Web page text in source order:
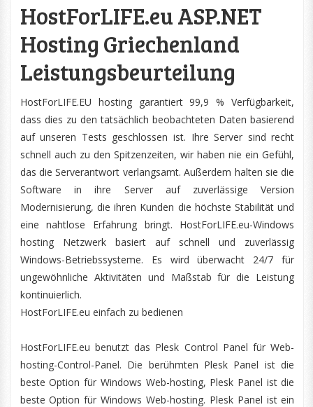
HostForLIFE.eu ASP.NET
Hosting Griechenland
Leistungsbeurteilung
HostForLIFE.EU hosting garantiert 99,9 % Verfügbarkeit,
dass dies zu den tatsächlich beobachteten Daten basierend
auf unseren Tests geschlossen ist. Ihre Server sind recht
schnell auch zu den Spitzenzeiten, wir haben nie ein Gefühl,
das die Serverantwort verlangsamt. Außerdem halten sie die
Software in ihre Server auf zuverlässige Version
Modernisierung, die ihren Kunden die höchste Stabilität und
eine nahtlose Erfahrung bringt. HostForLIFE.eu-Windows
hosting Netzwerk basiert auf schnell und zuverlässig
Windows-Betriebssysteme. Es wird überwacht 24/7 für
ungewöhnliche Aktivitäten und Maßstab für die Leistung
kontinuierlich.
HostForLIFE.eu einfach zu bedienen
HostForLIFE.eu benutzt das Plesk Control Panel für Web-
hosting-Control-Panel. Die berühmten Plesk Panel ist die
beste Option für Windows Web-hosting, Plesk Panel ist die
beste Option für Windows Web-hosting. Plesk Panel ist ein